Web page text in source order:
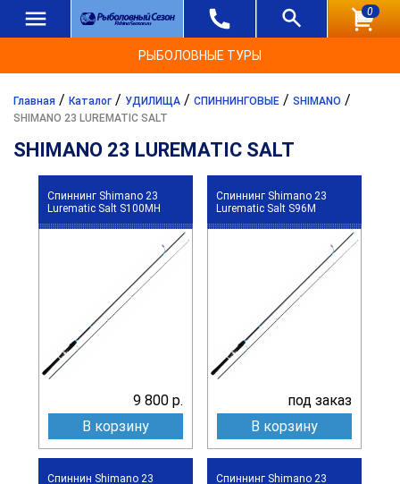
0
РЫБОЛОВНЫЕ ТУРЫ
Главная / Каталог / УДИЛИЩА / СПИННИНГОВЫЕ / SHIMANO /
SHIMANO 23 LUREMATIC SALT
SHIMANO 23 LUREMATIC SALT
Спиннинг Shimano 23
Lurematic Salt S100MH
9 800 р.
В корзину
Спиннинг Shimano 23
Lurematic Salt S96M
под заказ
В корзину
Спиннин Shimano 23
Спиннинг Shimano 23